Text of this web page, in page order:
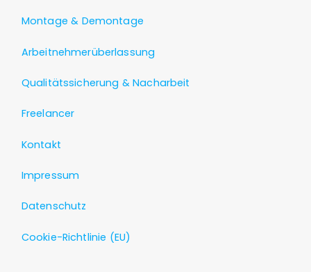
Montage & Demontage
Arbeitnehmerüberlassung
Qualitätssicherung & Nacharbeit
Freelancer
Kontakt
Impressum
Datenschutz
Cookie-Richtlinie (EU)